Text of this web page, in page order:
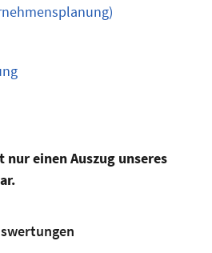
nur einen Auszug unseres